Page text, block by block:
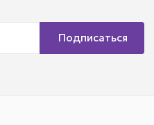
Подписаться